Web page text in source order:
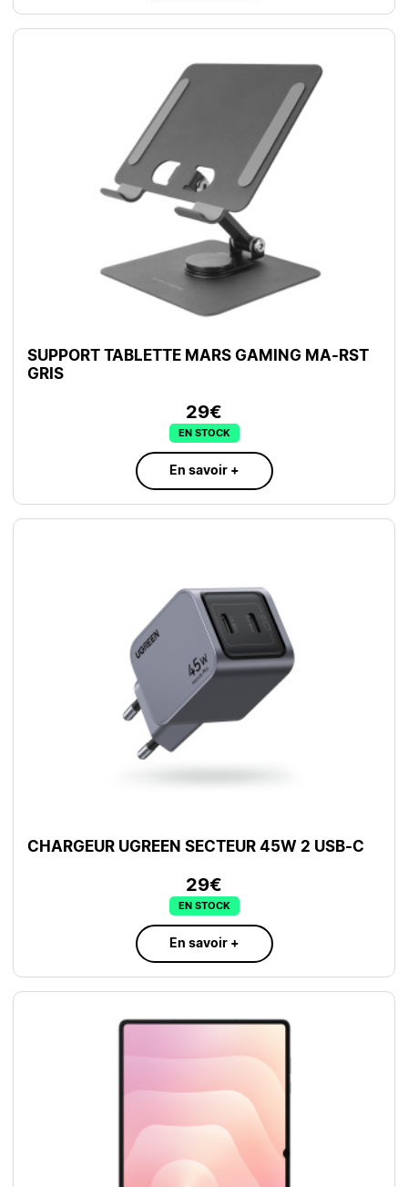
SUPPORT TABLETTE MARS GAMING MA-RST
GRIS
29€
EN STOCK
En savoir +
CHARGEUR UGREEN SECTEUR 45W 2 USB-C
29€
EN STOCK
En savoir +